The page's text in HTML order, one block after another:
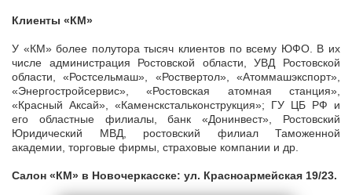
Клиенты «КМ»
У «КМ» более полутора тысяч клиентов по всему ЮФО. В их
числе администрация Ростовской области, УВД Ростовской
области, «Ростсельмаш», «Роствертол», «Атоммашэкспорт»,
«Энергостройсервис», «Ростовская атомная станция»,
«Красный Аксай», «Каменскстальконструкция»; ГУ ЦБ РФ и
его областные филиалы, банк «Донинвест», Ростовский
Юридический МВД, ростовский филиал Таможенной
академии, торговые фирмы, страховые компании и др.
Салон «КМ» в Новочеркасске: ул. Красноармейская 19/23.